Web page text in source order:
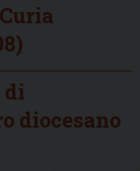
di
diocesano